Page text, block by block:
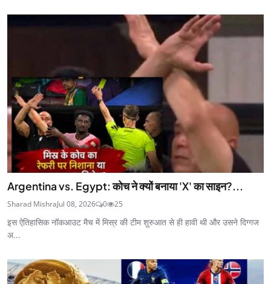
Argentina vs. Egypt: कोच ने क्यों बनाया 'X' का साइन?...
Sharad MishraJul 08, 2026 0 25
इस ऐतिहासिक नॉकआउट मैच में मिस्र की टीम शुरुआत से ही हावी थी और उसने दिग्गज
अ...